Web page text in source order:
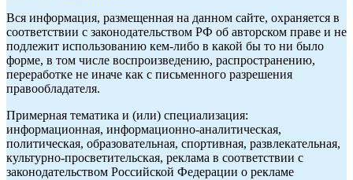
Вся информация, размещенная на данном сайте, охраняется в
соответствии с законодательством РФ об авторском праве и не
подлежит использованию кем-либо в какой бы то ни было
форме, в том числе воспроизведению, распространению,
переработке не иначе как с письменного разрешения
правообладателя.
Примерная тематика и (или) специализация:
информационная, информационно-аналитическая,
политическая, образовательная, спортивная, развлекательная,
культурно-просветительская, реклама в соответствии с
законодательством Российской Федерации о рекламе